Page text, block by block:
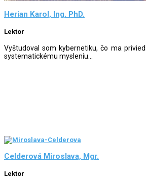
Herian Karol, Ing. PhD.
Lektor
Vyštudoval som kybernetiku, čo ma
systematickému mysleniu...
Celderová Miroslava, Mgr.
Lektor